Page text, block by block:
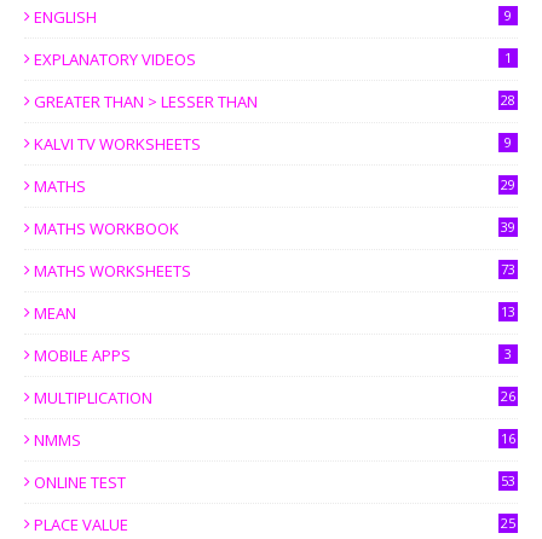
ENGLISH 9
EXPLANATORY VIDEOS 1
GREATER THAN > LESSER THAN 28
KALVI TV WORKSHEETS 9
MATHS 29
MATHS WORKBOOK 39
MATHS WORKSHEETS 73
MEAN 13
MOBILE APPS 3
MULTIPLICATION 26
NMMS 16
ONLINE TEST 53
PLACE VALUE 25